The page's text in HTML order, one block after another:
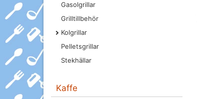
Gasolgrillar
Grilltillbehör
Kolgrillar
Pelletsgrillar
Stekhällar
Kaffe